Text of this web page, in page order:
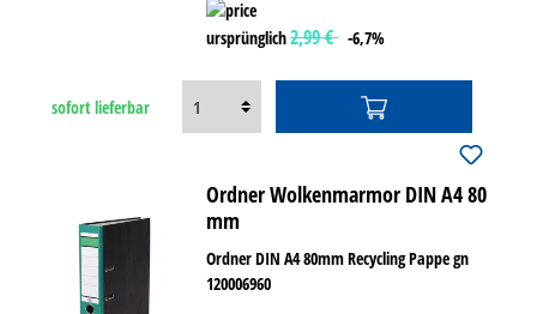
ursprünglich2,99 € -6,7%
sofort lieferbar
Ordner Wolkenmarmor DIN A4 80
mm
Ordner DIN A4 80mm Recycling Pappe gn
120006960